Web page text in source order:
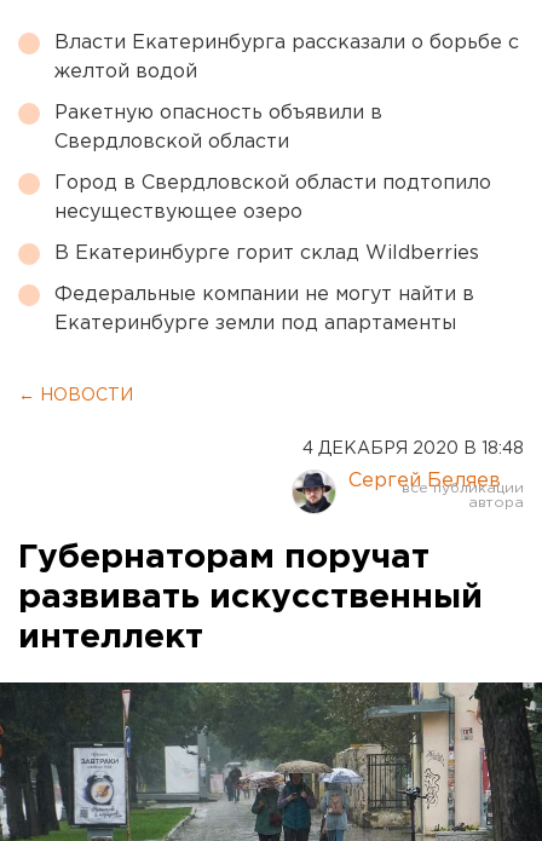
Власти Екатеринбурга рассказали о борьбе с
желтой водой
Ракетную опасность объявили в
Свердловской области
Город в Свердловской области подтопило
несуществующее озеро
В Екатеринбурге горит склад Wildberries
Федеральные компании не могут найти в
Екатеринбурге земли под апартаменты
← НОВОСТИ
4 ДЕКАБРЯ 2020 В 18:48
Сергей Беляев
Губернаторам поручат
развивать искусственный
интеллект